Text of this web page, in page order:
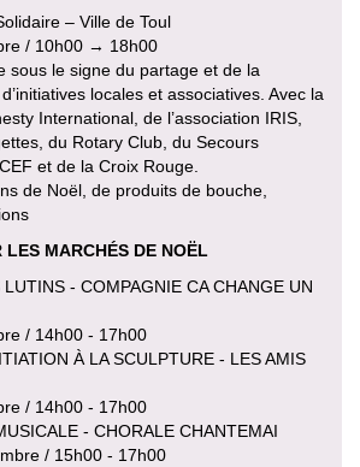
– Ville de Toul
/ 10h00 → 18h00
sous le signe du partage et de la
locales et associatives. Avec la
International, de l’association IRIS,
du Rotary Club, du Secours
et de la Croix Rouge.
de Noël, de produits de bouche,
LES MARCHÉS DE NOËL
- COMPAGNIE CA CHANGE UN
/ 14h00 - 17h00
À LA SCULPTURE - LES AMIS
/ 14h00 - 17h00
- CHORALE CHANTEMAI
/ 15h00 - 17h00